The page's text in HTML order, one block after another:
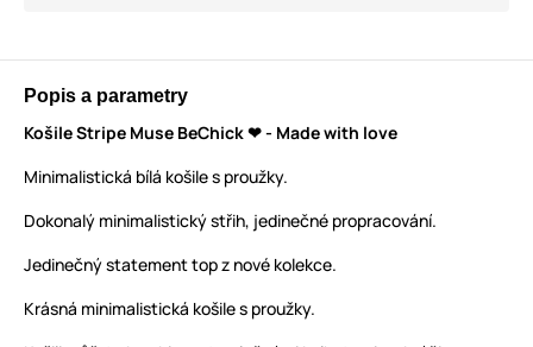
Popis a parametry
Košile Stripe Muse BeChick ❤ - Made with love
Minimalistická bílá košile s proužky.
Dokonalý minimalistický střih, jedinečné propracování.
Jedinečný statement top z nové kolekce.
Krásná minimalistická košile s proužky.